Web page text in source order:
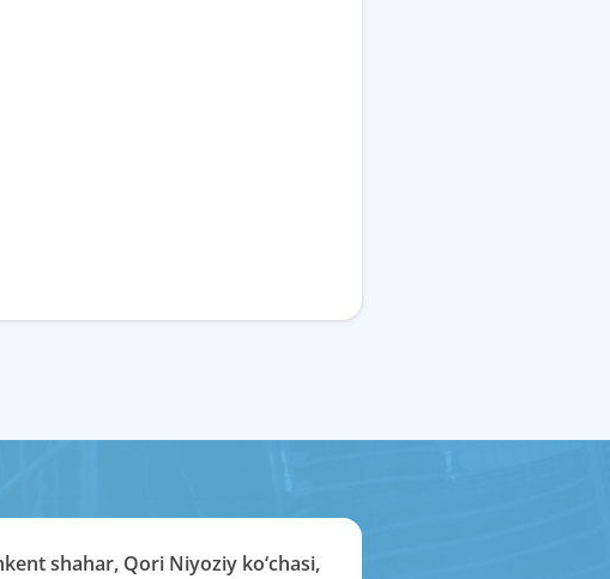
shahar, Qori Niyoziy ko‘chasi,